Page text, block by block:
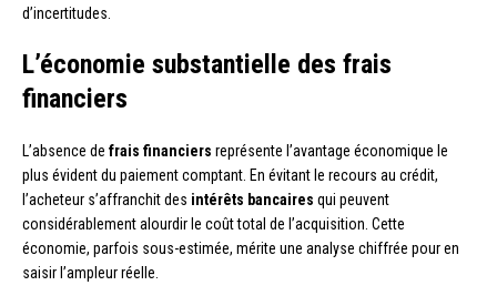
d’incertitudes.
L’économie substantielle des frais
financiers
L’absence de frais financiers représente l’avantage économique le
plus évident du paiement comptant. En évitant le recours au crédit,
l’acheteur s’affranchit des intérêts bancaires qui peuvent
considérablement alourdir le coût total de l’acquisition. Cette
économie, parfois sous-estimée, mérite une analyse chiffrée pour en
saisir l’ampleur réelle.